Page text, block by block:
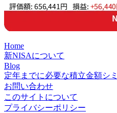
Home
新NISAについて
Blog
定年までに必要な積立金額シ
お問い合わせ
このサイトについて
プライバシーポリシー